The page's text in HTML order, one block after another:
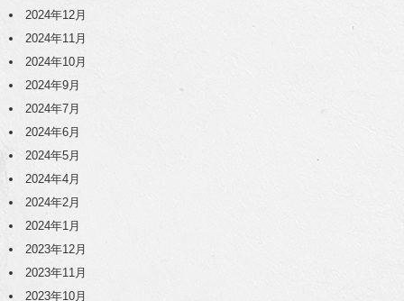
2024年12月
2024年11月
2024年10月
2024年9月
2024年7月
2024年6月
2024年5月
2024年4月
2024年2月
2024年1月
2023年12月
2023年11月
2023年10月